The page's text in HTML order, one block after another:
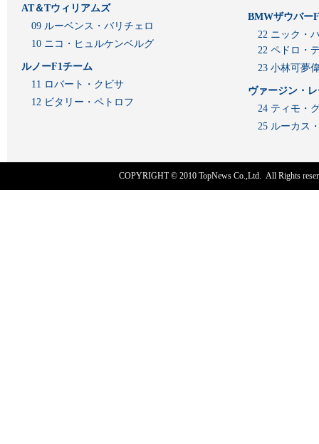
AT＆Tウィリアムズ
09 ルーベンス・バリチェロ
10 ニコ・ヒュルケンベルグ
ルノーF1チーム
11 ロバート・クビサ
12 ビタリー・ペトロフ
BMWザウバー
22 ニック・
22 ペドロ・
23 小林可夢
ヴァージン・
24 ティモ・
25 ルーカス
COPYRIGHT © 2010 TopNews Co.,Ltd. All Rights